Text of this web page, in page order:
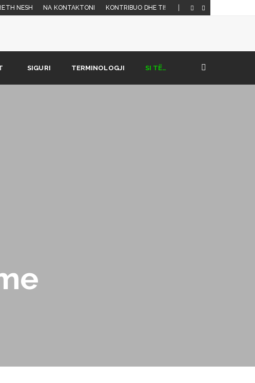
NESH NA KONTAKTONI KONTRIBUO DHE TI!
SIGURI TERMINOLOGJI SI TË…